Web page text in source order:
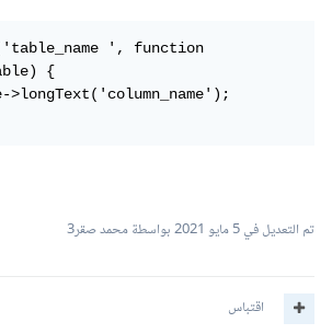
', function
{
تم التعديل في5 مايو 2021 بواسطة محمد صقر3
اقتباس